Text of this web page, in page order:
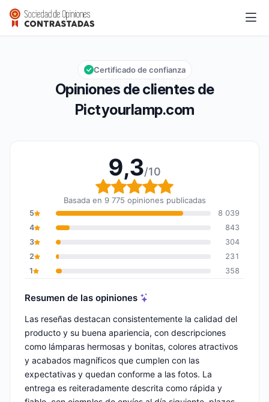
Pictyourlamp.com
Calificación global: 9,3 de 10
9,3/10
Opiniones de clientes de
Pictyourlamp.com
Certificado de confianza
9,3/10
Calificación global: 9,3
Basada en 9 775 opiniones publicadas
5
8 039
4
843
3
304
2
231
1
358
Resumen de las opiniones
Las reseñas destacan consistentemente la calidad del
producto y su buena apariencia, con descripciones
como lámparas hermosas y bonitas, colores atractivos
y acabados magníficos que cumplen con las
expectativas y quedan conforme a las fotos. La
entrega es reiteradamente descrita como rápida y